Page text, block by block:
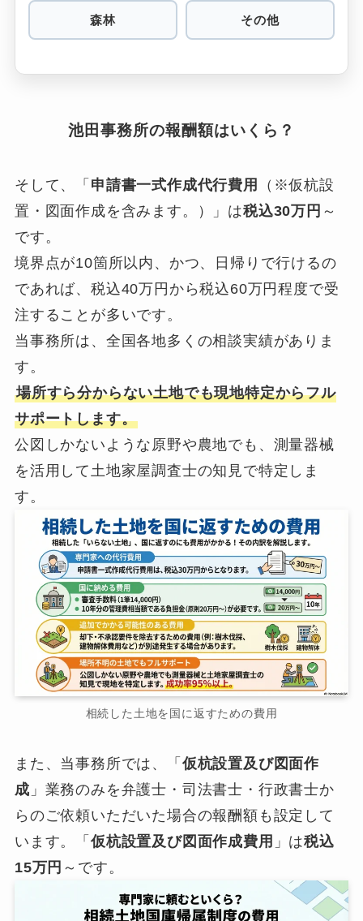
森林 その他
池田事務所の報酬額はいくら？
そして、「 申請書一式作成代行費用
（※仮杭設
置・図面作成を含みます。）」は税込30万円 ～
です。
境界点が10箇所以内、かつ、日帰りで行けるの
であれば、税込40万円から税込60万円程度で受
注することが多いです。
当事務所は、全国各地多くの相談実績がありま
す。
場所すら分からない土地でも現地特定からフル
サポートします。
公図しかないような原野や農地でも、測量器械
を活用して土地家屋調査士の知見で特定しま
す。
相続した土地を国に返すための費用
また、当事務所では、「 仮杭設置及び図面作
成 」業務のみを弁護士・司法書士・行政書士か
らのご依頼いただいた場合の報酬額も設定して
います。「 仮杭設置及び図面作成費用 」は税込
15万円 ～です。